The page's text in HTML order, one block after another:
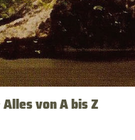
Alles von A bis Z